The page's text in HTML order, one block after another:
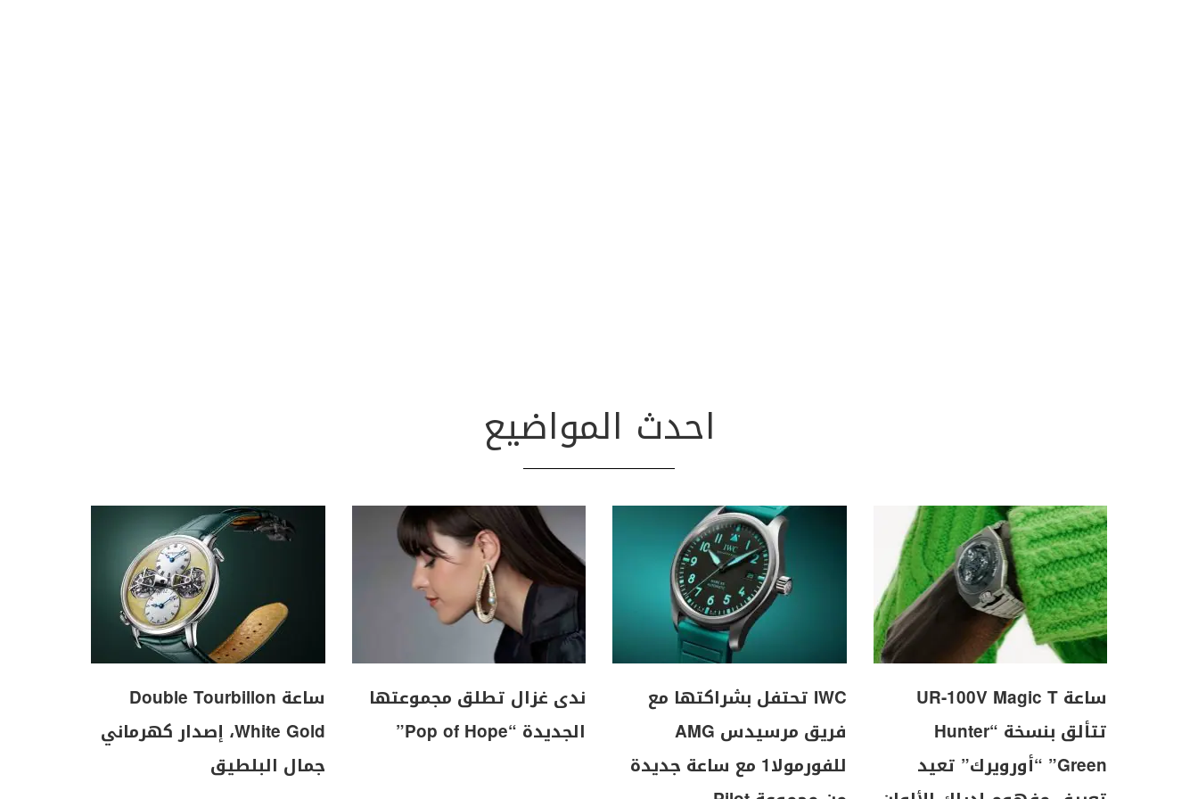
احدث المواضيع
ساعة UR-100V Magic T
تتألق بنسخة “Hunter
Green” “أورويرك” تعيد
IWC تحتفل بشراكتها مع
فريق مرسيدس AMG
للفورمولا1 مع ساعة جديدة
ندى غزال تطلق مجموعتها
الجديدة “Pop of Hope”
ساعة Double Tourbillon
White Gold، إصدار كهرماني
جمال البلطيق